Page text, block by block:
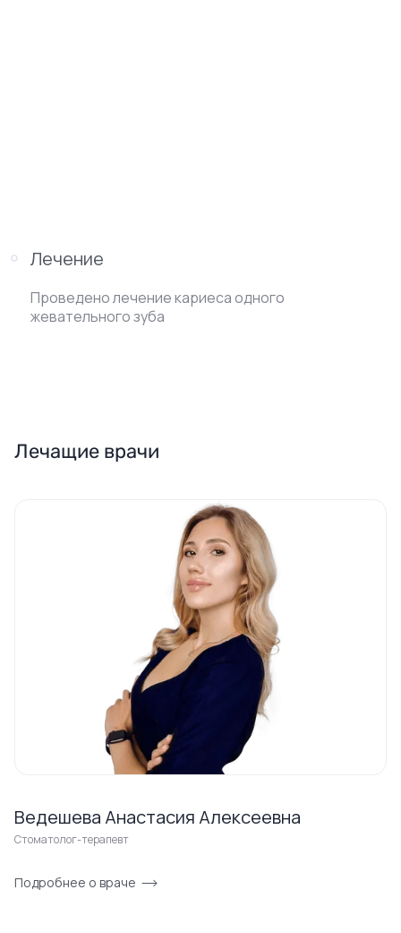
Лечение
Проведено лечение кариеса одного
жевательного зуба
Лечащие врачи
Ведешева Анастасия Алексеевна
Стоматолог-терапевт
Подробнее о враче